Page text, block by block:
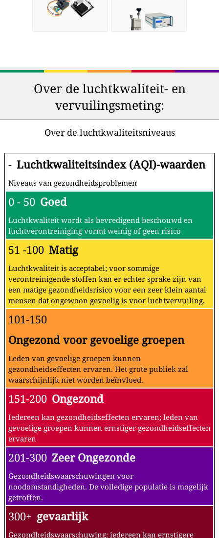
Over de luchtkwaliteit- en
vervuilingsmeting:
Over de luchtkwaliteitsniveaus
- Luchtkwaliteitsindex (AQI)-waarden
Niveaus van gezondheidsproblemen
0 - 50 Goed
Luchtkwaliteit wordt als bevredigend beschouwd en
luchtverontreiniging vormt weinig of geen risico
51 -100 Matig
Luchtkwaliteit is acceptabel; voor sommige
verontreinigende stoffen kan er echter sprake zijn van
een matige gezondheidsrisico voor een zeer klein aantal
mensen dat ongewoon gevoelig is voor luchtvervuiling.
101-150
Ongezond voor gevoelige groepen
Leden van gevoelige groepen kunnen
gezondheidseffecten ervaren. Het grote publiek zal
waarschijnlijk niet worden beïnvloed.
151-200 Ongezond
Iedereen kan gezondheidseffecten ervaren; leden van
gevoelige groepen kunnen ernstiger gezondheidseffecten
ervaren
201-300 Zeer Ongezonde
Gezondheidswaarschuwingen voor
noodomstandigheden. De volledige populatie is mogelijk
getroffen.
300+ gevaarlijk
Gezondheidswaarschuwing: iedereen kan ernstigere